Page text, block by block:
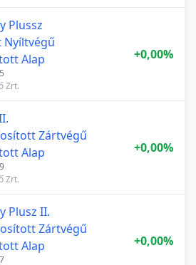
Plussz
Nyíltvégű
Alap
Zrt.
+0,00%
Zártvégű
Alap
Zrt.
+0,00%
Plusz II.
Zártvégű
Alap
+0,00%